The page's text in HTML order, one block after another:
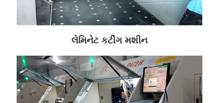
લેમિનેટ કટીંગ મશીન